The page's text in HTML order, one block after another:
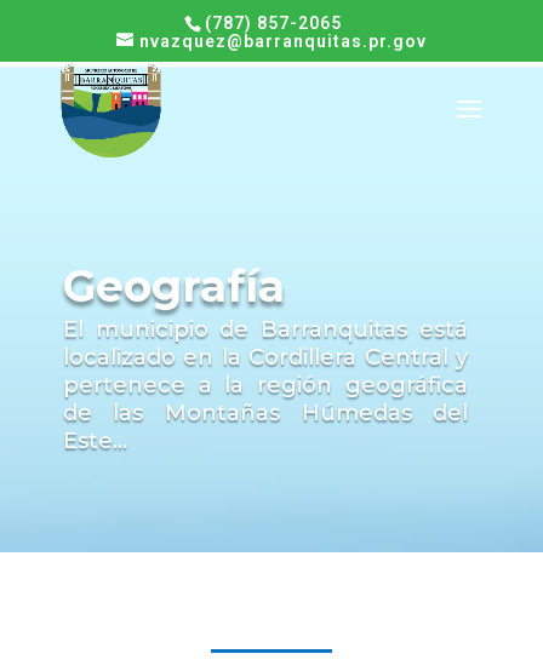
(787) 857-2065
nvazquez@barranquitas.pr.gov
Geografía
El municipio de Barranquitas está
localizado en la Cordillera Central y
pertenece a la región geográfica
de las Montañas Húmedas del
Este...